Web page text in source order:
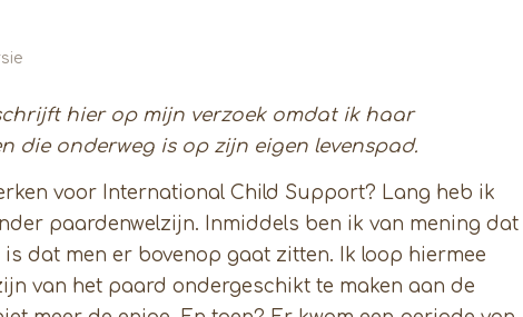
hier op mijn verzoek omdat ik haar
die onderweg is op zijn eigen levenspad.
voor International Child Support? Lang heb ik
paardenwelzijn. Inmiddels ben ik van mening dat
dat men er bovenop gaat zitten. Ik loop hiermee
van het paard ondergeschikt te maken aan de